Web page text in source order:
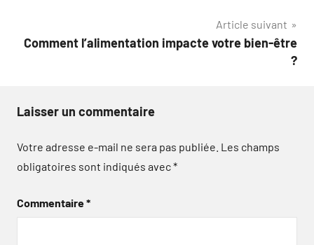
Article suivant
Comment l’alimentation impacte votre bien-être
?
Laisser un commentaire
Votre adresse e-mail ne sera pas publiée. Les champs
obligatoires sont indiqués avec*
Commentaire*